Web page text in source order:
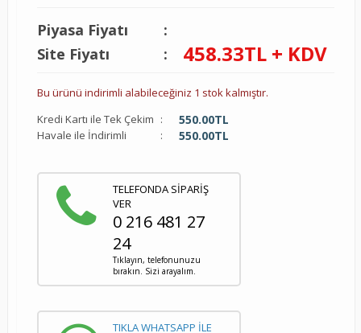
Piyasa Fiyatı
:
Site Fiyatı
: 458.33TL + KDV
Bu ürünü indirimli alabileceğiniz 1 stok kalmıştır.
Kredi Kartı ile Tek Çekim : 550.00TL
Havale ile İndirimli : 550.00TL
TELEFONDA SİPARİŞ
VER
0 216 481 27
24
Tıklayın, telefonunuzu
bırakın. Sizi arayalım.
TIKLA WHATSAPP İLE